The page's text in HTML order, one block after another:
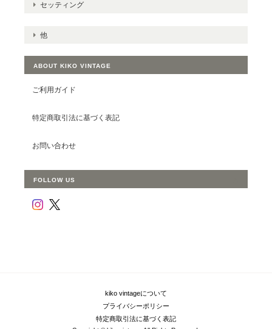
セッティング
他
ABOUT KIKO VINTAGE
ご利用ガイド
特定商取引法に基づく表記
お問い合わせ
FOLLOW US
kiko vintageについて
プライバシーポリシー
特定商取引法に基づく表記